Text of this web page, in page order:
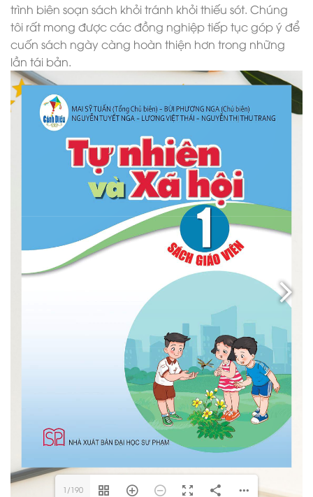
trình biên soạn sách khỏi tránh khỏi thiếu sót. Chúng
tôi rất mong được các đồng nghiệp tiếp tục góp ý để
cuốn sách ngày càng hoàn thiện hơn trong những
lần tái bản.
1/190